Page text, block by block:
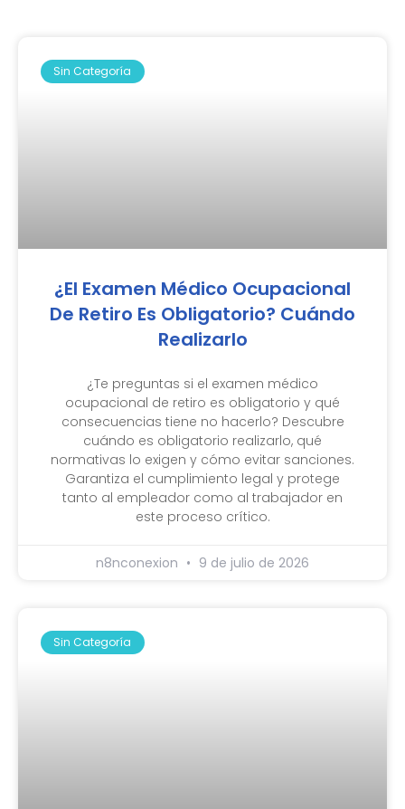
Sin Categoría
¿El Examen Médico Ocupacional
De Retiro Es Obligatorio? Cuándo
Realizarlo
¿Te preguntas si el examen médico
ocupacional de retiro es obligatorio y qué
consecuencias tiene no hacerlo? Descubre
cuándo es obligatorio realizarlo, qué
normativas lo exigen y cómo evitar sanciones.
Garantiza el cumplimiento legal y protege
tanto al empleador como al trabajador en
este proceso crítico.
n8nconexion 9 de julio de 2026
Sin Categoría